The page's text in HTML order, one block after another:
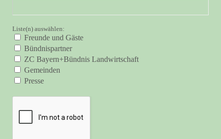
Liste(n) auswählen:
Freunde und Gäste
Bündnispartner
ZC Bayern+Bündnis Landwirtschaft
Gemeinden
Presse